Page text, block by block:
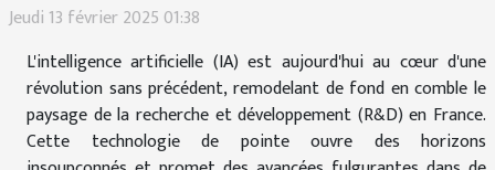
Jeudi 13 février 2025 01:38
L'intelligence artificielle (IA) est aujourd'hui au cœur d'une
révolution sans précédent, remodelant de fond en comble le
paysage de la recherche et développement (R&D) en France.
Cette technologie de pointe ouvre des horizons